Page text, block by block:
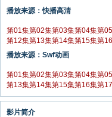
播放来源：快播高清
第01集第02集第03集第04集第
第12集第13集第14集第15集第
播放来源：Swf动画
第01集第02集第03集第04集第
第13集第14集第15集第16集第
影片简介